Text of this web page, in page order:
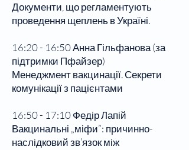
Документи, що регламентують
проведення щеплень в Україні.
16:20 - 16:50 Анна Гільфанова (за
підтримки Пфайзер)
Менеджмент вакцинації. Секрети
комунікації з пацієнтами
16:50 - 17:10 Федір Лапій
Вакцинальні „міфи”: причинно-
наслідковий зв’язок між